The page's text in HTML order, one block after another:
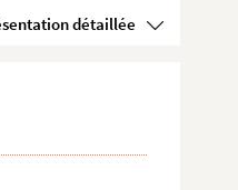
Voir la présentation détaillée